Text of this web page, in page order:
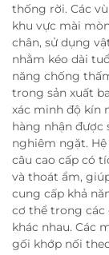
thống rời. Các
khu vực mài
chân, sử dụng
nhằm kéo dài
năng chống
trong sản xuất
xác minh độ kín
hàng nhận được
nghiêm ngặt.
câu cao cấp có
và thoát ẩm,
cung cấp khả
cơ thể trong các
khác nhau. Các
gối khớp nối